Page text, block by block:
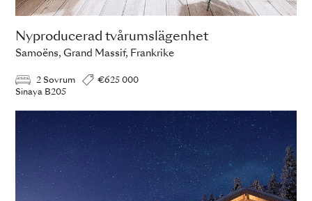
Nyproducerad tvårumslägenhet
Samoëns, Grand Massif, Frankrike
2 Sovrum
€625 000
Sinaya B205